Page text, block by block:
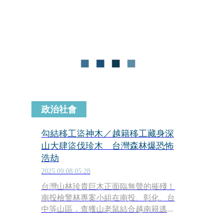
政治社會
勾結移工盜神木／越籍移工藏身深
山大肆盜伐珍木 台灣森林爆恐怖
浩劫
2025.09.08 05:28
台灣山林珍貴巨木正面臨無聲的摧殘！
南投檢警林專案小組在南投、彰化、台
中等山區，查獲山老鼠結合越南籍逃逸